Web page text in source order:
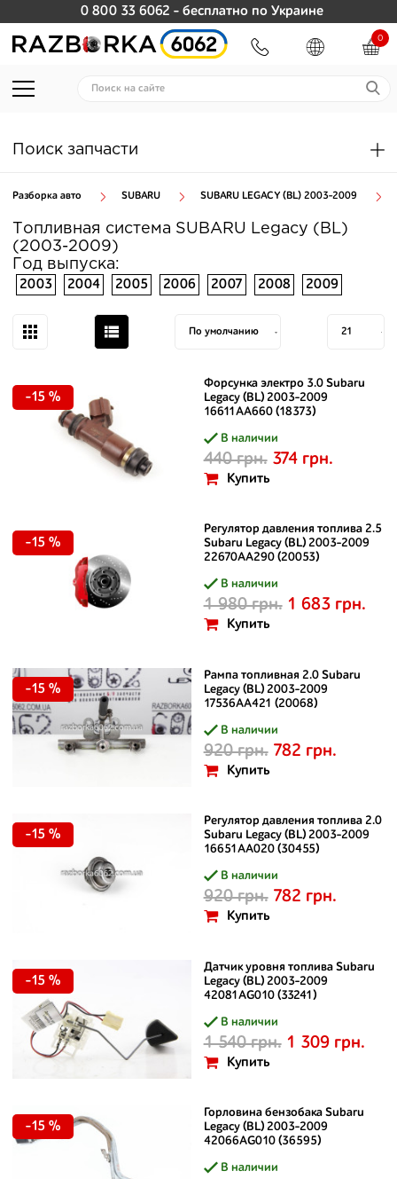
0 800 33 6062 - бесплатно по Украине
0
Поиск запчасти
Разборка авто SUBARU SUBARU LEGACY (BL) 2003-2009
Топливная система SUBARU Legacy (BL)
(2003-2009)
Год выпуска:
2003
2004 2005 2006 2007 2008 2009
Форсунка электро 3.0 Subaru
Legacy (BL) 2003-2009
16611AA660 (18373)
В наличии
440 грн. 374 грн.
Купить
-15 %
Регулятор давления топлива 2.5
Subaru Legacy (BL) 2003-2009
22670AA290 (20053)
В наличии
1 980 грн. 1 683 грн.
Купить
-15 %
Рампа топливная 2.0 Subaru
Legacy (BL) 2003-2009
17536AA421 (20068)
В наличии
920 грн. 782 грн.
Купить
-15 %
Регулятор давления топлива 2.0
Subaru Legacy (BL) 2003-2009
16651AA020 (30455)
В наличии
920 грн. 782 грн.
Купить
-15 %
Датчик уровня топлива Subaru
Legacy (BL) 2003-2009
42081AG010 (33241)
В наличии
1 540 грн. 1 309 грн.
Купить
-15 %
Горловина бензобака Subaru
Legacy (BL) 2003-2009
42066AG010 (36595)
В наличии
-15 %